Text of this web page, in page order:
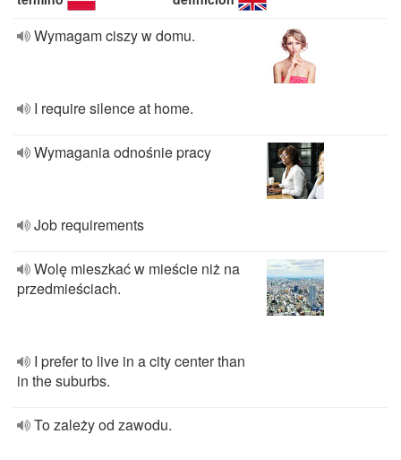
Wymagam ciszy w domu.
I require silence at home.
Wymagania odnośnie pracy
Job requirements
Wolę mieszkać w mieście niż na
przedmieściach.
I prefer to live in a city center than
in the suburbs.
To zależy od zawodu.